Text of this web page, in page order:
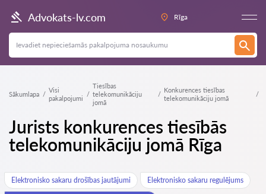
Advokats-lv.com Rīga
Sākumlapa
Visi
pakalpojumi
Tiesības
telekomunikāciju
jomā
Konkurences tiesības
telekomunikāciju jomā
Jurists konkurences tiesībās
telekomunikāciju jomā Rīga
Elektronisko sakaru drošības jautājumi Elektronisko sakaru regulējums